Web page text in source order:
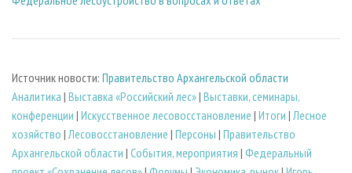
Источник новости: Правительство Архангельской области
Аналитика | Выставка «Российский лес»| Выставки, семинары,
конференции | Искусственное лесовосстановление | Итоги | Лесное
хозяйство | Лесовосстановление | Персоны | Правительство
Архангельской области | События, мероприятия | Федеральный